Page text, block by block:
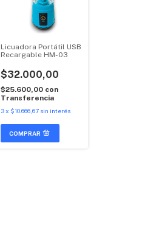
Licuadora Portátil USB
Recargable HM-03
$32.000,00
$25.600,00 con
Transferencia
3x $10.666,67 sin interés